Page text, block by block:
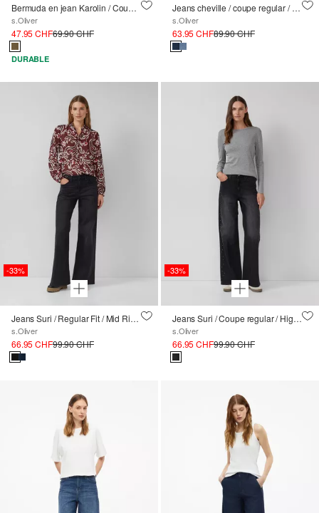
Bermuda en jean Karolin / Coupe Regular Fit / Taille mi-haute
s.Oliver
47.95 CHF69.90 CHF
DURABLE
Jeans cheville / coupe regular / taille haute / jambe baril
s.Oliver
63.95 CHF89.90 CHF
-33%
Jeans Suri / Regular Fit / Mid Rise / Wide Leg / Détail de bijoux
s.Oliver
66.95 CHF99.90 CHF
-33%
Jeans Suri / Coupe regular / High Rise / Wide Leg / Détails de pierres précieuses
s.Oliver
66.95 CHF99.90 CHF